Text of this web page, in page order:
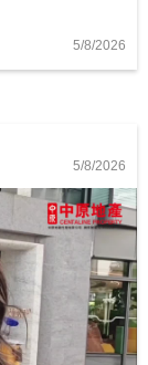
5/8/2026
5/8/2026